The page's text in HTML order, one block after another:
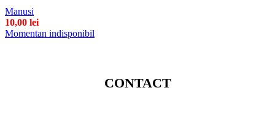
Manusi
10,00 lei
Momentan indisponibil
CONTACT